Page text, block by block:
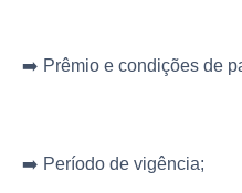
➡️ Prêmio e condições de
➡️ Período de vigência;